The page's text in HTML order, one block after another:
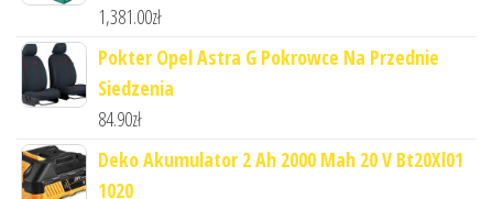
1,381.00zł
Pokter Opel Astra G Pokrowce Na Przednie
Siedzenia
84.90zł
Deko Akumulator 2 Ah 2000 Mah 20 V Bt20Xl01
1020